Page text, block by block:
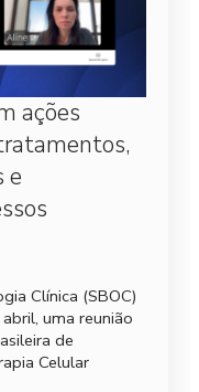
ações
e
Clínica (SBOC)
uma reunião
de
Celular